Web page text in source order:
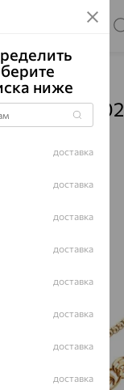
582050502
ниже
доставка
доставка
доставка
доставка
доставка
доставка
доставка
доставка